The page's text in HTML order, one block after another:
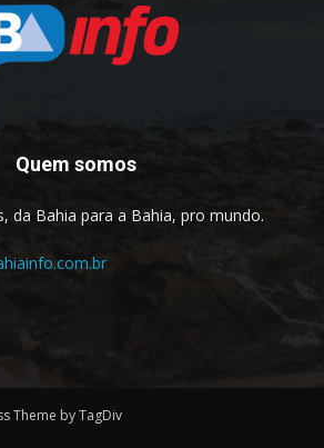
Quem somos
da Bahia para a Bahia, pro mundo.
Theme by TagDiv